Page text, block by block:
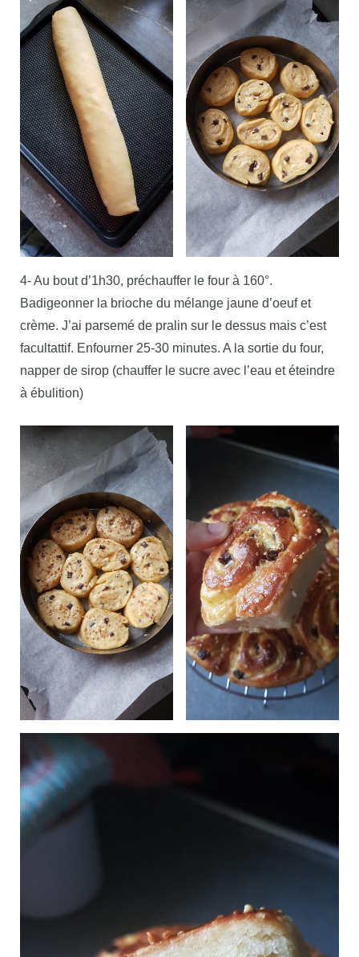
4- Au bout d’1h30, préchauffer le four à 160°.
Badigeonner la brioche du mélange jaune d’oeuf et
crème. J’ai parsemé de pralin sur le dessus mais c’est
facultattif. Enfourner 25-30 minutes. A la sortie du four,
napper de sirop (chauffer le sucre avec l’eau et éteindre
à ébulition)